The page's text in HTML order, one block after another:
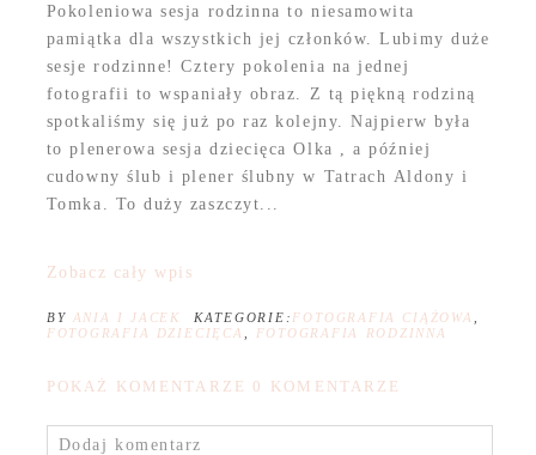
Pokoleniowa sesja rodzinna to niesamowita
pamiątka dla wszystkich jej członków. Lubimy duże
sesje rodzinne! Cztery pokolenia na jednej
fotografii to wspaniały obraz. Z tą piękną rodziną
spotkaliśmy się już po raz kolejny. Najpierw była
to plenerowa sesja dziecięca Olka , a później
cudowny ślub i plener ślubny w Tatrach Aldony i
Tomka. To duży zaszczyt...
Zobacz cały wpis
BY ANIA I JACEK KATEGORIE: FOTOGRAFIA CIĄŻOWA
FOTOGRAFIA DZIECIĘCA
FOTOGRAFIA RODZINNA
POKAŻ KOMENTARZE 0 KOMENTARZE
Dodaj komentarz